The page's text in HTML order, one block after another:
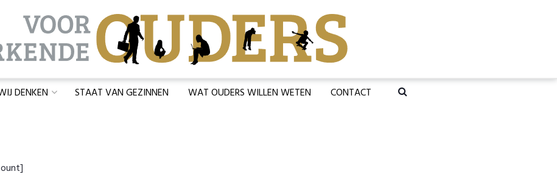
DENKEN STAAT VAN GEZINNEN WAT OUDERS WILLEN WETEN CONTACT